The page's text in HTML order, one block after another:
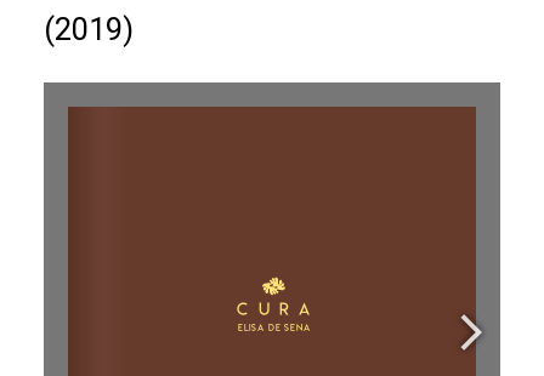
(2019)